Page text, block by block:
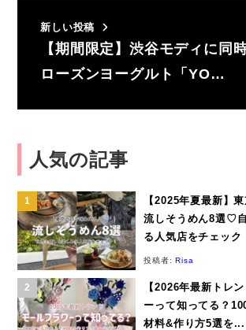
新しい投稿
【期間限定】渋谷モディに同
ローズンヨーグルト「YO…
人気の記事
【2025年夏最新】
流しそうめん8選♡
る人気店をチェック
投稿者:Risa
【2026年最新トレ
ーって知ってる？
材料&作り方5選を...